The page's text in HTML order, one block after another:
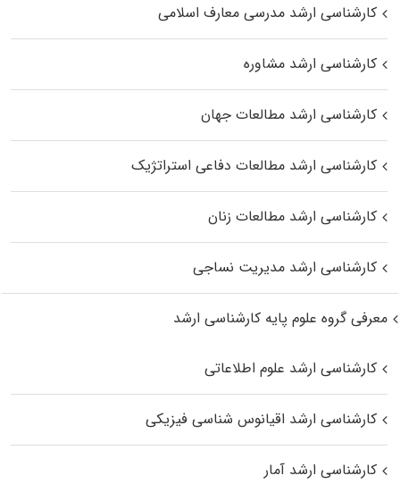
کارشناسی ارشد مدرسی معارف اسلامی
کارشناسی ارشد مشاوره
کارشناسی ارشد مطالعات جهان
کارشناسی ارشد مطالعات دفاعی استراتژیک
کارشناسی ارشد مطالعات زنان
کارشناسی ارشد مدیریت نساجی
معرفی گروه علوم پایه کارشناسی ارشد
کارشناسی ارشد علوم اطلاعاتی
کارشناسی ارشد اقیانوس‌ شناسی فیزیکی
کارشناسی ارشد آمار